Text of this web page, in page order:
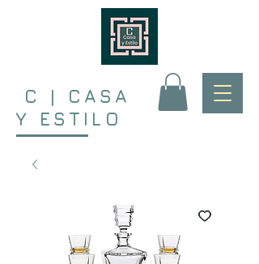
C | CASA
Y ESTILO